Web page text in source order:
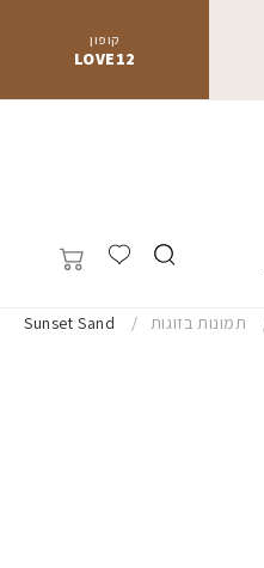
קופון
LOVE12
תמונות בזוגות Sunset Sand